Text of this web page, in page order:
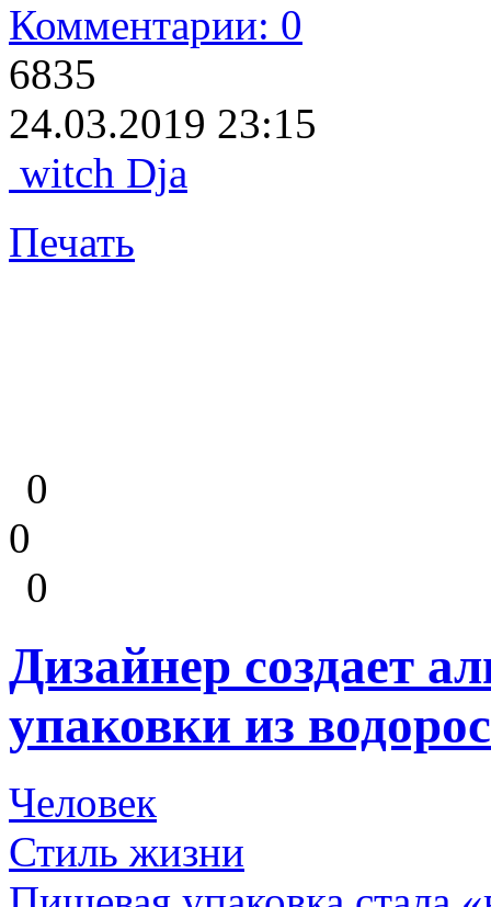
Комментарии: 0
6835
24.03.2019 23:15
witch Dja
Печать
0
0
0
Дизайнер создает
упаковки из
Человек
Стиль жизни